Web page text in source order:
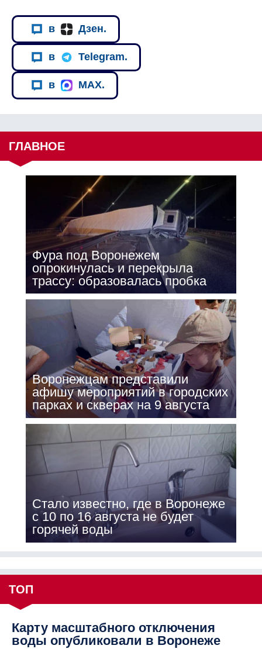
в Дзен.
в Telegram.
в MAX.
ГЛАВНОЕ
Фура под Воронежем
опрокинулась и перекрыла
трассу: образовалась пробка
Воронежцам представили
афишу мероприятий в городских
парках и скверах на 9 августа
Стало известно, где в Воронеже
с 10 по 16 августа не будет
горячей воды
ТОП
Карту масштабного отключения
воды опубликовали в Воронеже